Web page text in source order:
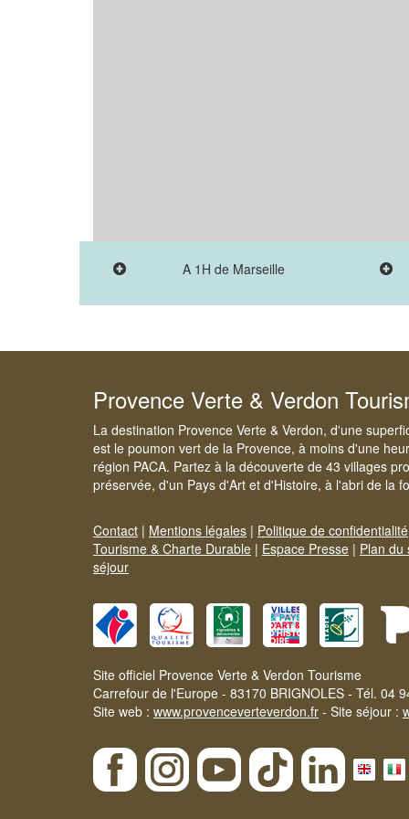
A 1H de Marseille
Provence Verte & Verdon
La destination Provence Verte & Verdon, d'une
est le poumon vert de la Provence, à moins d'une
région PACA. Partez à la découverte de 43 villages
préservée, d'un Pays d'Art et d'Histoire, à l'abri de la
Contact | Mentions légales | Politique de confidentialité
Tourisme & Charte Durable | Espace Presse | Plan du
séjour
Site officiel Provence Verte & Verdon Tourisme
Carrefour de l'Europe - 83170 BRIGNOLES - Tél. 04
Site web : www.provenceverteverdon.fr - Site séjour :